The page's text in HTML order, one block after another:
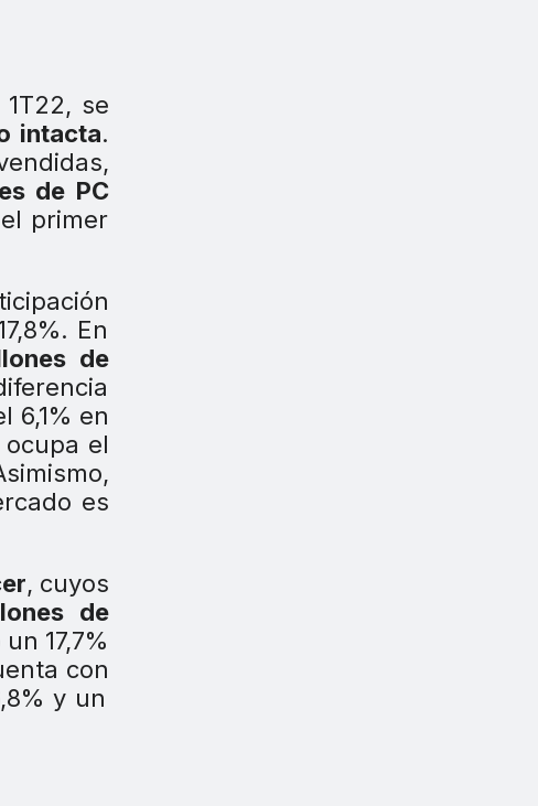
se
intacta.
de PC
primer
En
de
6,1% en
el
es
, cuyos
de
17,7%
con
y un